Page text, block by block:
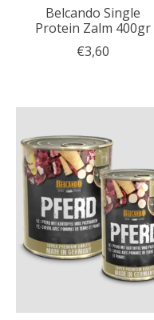
Belcando Single
Protein Zalm 400gr
€3,60